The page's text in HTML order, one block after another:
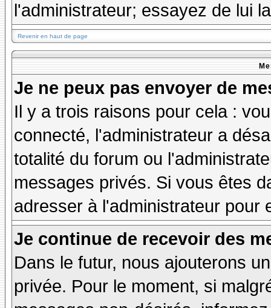
l'administrateur; essayez de lui
Revenir en haut de page
Je ne peux pas envoyer de
Il y a trois raisons pour cela :
connecté, l'administrateur a
totalité du forum ou
messages privés. Si vous êtes
adresser à l'administrateur pour
Je continue de recevoir des
Dans le futur, nous ajouterons
privée. Pour le moment, si